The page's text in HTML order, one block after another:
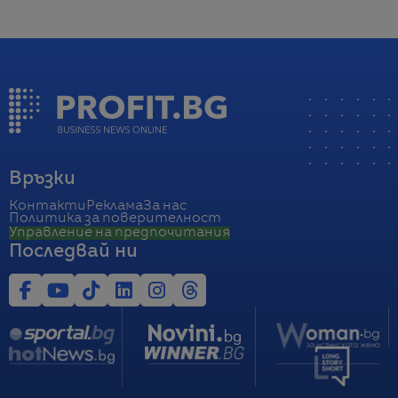
Връзки
Контакти РекламаЗа нас
Политика за поверителност
Управление на предпочитания
Последвай ни